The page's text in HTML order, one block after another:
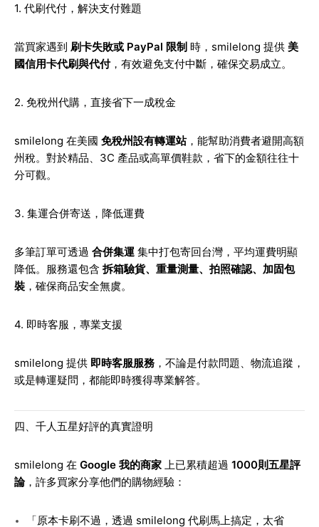
1. 代刷代付，解決支付難題
當買家遇到 刷卡失敗或 PayPal 限制 時，smilelong 提供 美
國信用卡代刷與代付，有效避免支付中斷，確保交易成立。
2. 免稅州代購，直接省下一成稅金
smilelong 在美國 免稅州設有轉運站，能幫助消費者避開高額
州稅。對於精品、3C 產品或高單價鞋款，省下的金額往往十
分可觀。
3. 集運合併寄送，降低運費
多筆訂單可透過 合併集運 集中打包寄回台灣，平均運費明顯
降低。服務還包含 拆箱驗貨、重量測量、拍照確認、加固包
裝 ，確保商品安全無虞。
4. 即時客服，專業支援
smilelong 提供 即時客服服務 ，不論是付款問題、物流追蹤，
或是轉運疑問，都能即時獲得專業解答。
四、千人五星好評的真實證明
smilelong 在 Google 我的商家 上已累積超過 1000則五星評
論，許多買家分享他們的購物經驗：
「原本卡刷不過，透過 smilelong 代刷馬上搞定，太省